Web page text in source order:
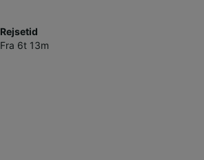
Rejsetid
Fra 6t 13m